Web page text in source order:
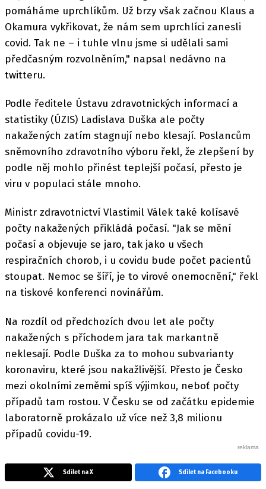
pomáháme uprchlíkům. Už brzy však začnou Klaus a
Okamura vykřikovat, že nám sem uprchlíci zanesli
covid. Tak ne – i tuhle vlnu jsme si udělali sami
předčasným rozvolněním," napsal nedávno na
twitteru.
Podle ředitele Ústavu zdravotnických informací a
statistiky (ÚZIS) Ladislava Duška ale počty
nakažených zatím stagnují nebo klesají. Poslancům
sněmovního zdravotního výboru řekl, že zlepšení by
podle něj mohlo přinést teplejší počasí, přesto je
viru v populaci stále mnoho.
Ministr zdravotnictví Vlastimil Válek také kolísavé
počty nakažených přikládá počasí. "Jak se mění
počasí a objevuje se jaro, tak jako u všech
respiračních chorob, i u covidu bude počet pacientů
stoupat. Nemoc se šíří, je to virové onemocnění," řekl
na tiskové konferenci novinářům.
Na rozdíl od předchozích dvou let ale počty
nakažených s příchodem jara tak markantně
neklesají. Podle Duška za to mohou subvarianty
koronaviru, které jsou nakažlivější. Přesto je Česko
mezi okolními zeměmi spíš výjimkou, neboť počty
případů tam rostou. V Česku se od začátku epidemie
laboratorně prokázalo už více než 3,8 milionu
případů covidu-19.
Sdílet na X Sdílet na Facebooku